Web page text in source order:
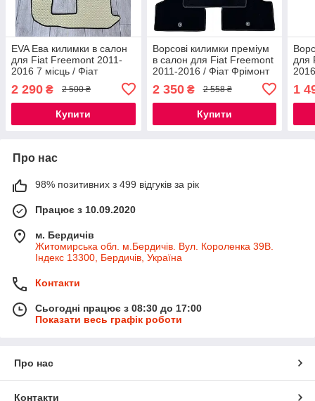
EVA Ева килимки в салон
для Fiat Freemont 2011-
2016 7 місць / Фіат
2 290 ₴ 2 500 ₴
Купити
Ворсові килимки преміум
в салон для Fiat Freemont
2011-2016 / Фіат Фрімонт
2 350₴ 2 558 ₴
Купити
для
1
Про нас
98% позитивних з 499 відгуків за рік
Працює з 10.09.2020
м. Бердичів
Житомирська обл. м.Бердичів. Вул. Короленка 39В.
Індекс 13300, Бердичів, Україна
Контакти
Сьогодні працює з 08:30 до 17:00
Показати весь графік роботи
Про нас
Контакти